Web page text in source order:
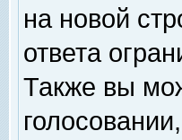
на новой
ответа
Также вы